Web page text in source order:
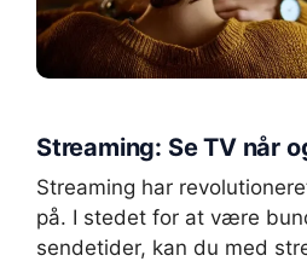
Streaming: Se TV når
Streaming har
på. I stedet for at være
sendetider, kan du med